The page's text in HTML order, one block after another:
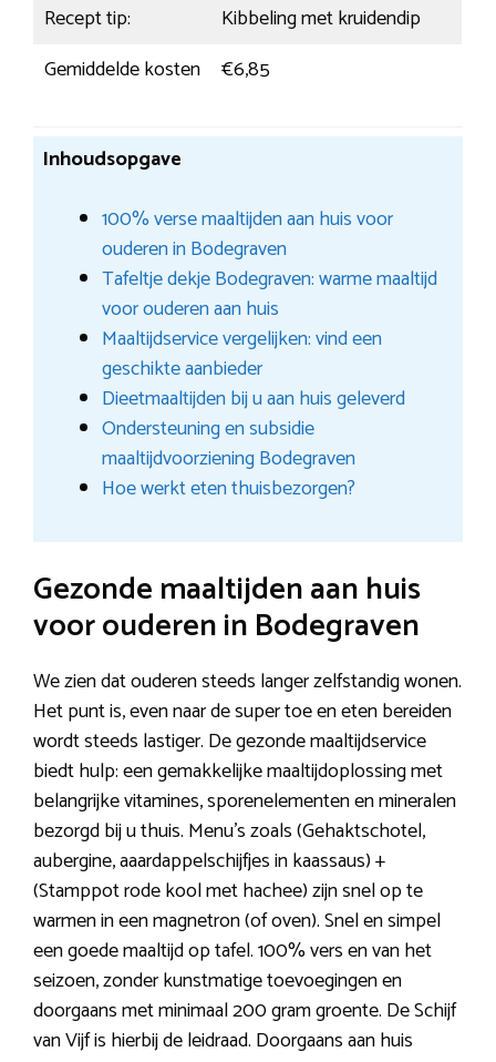
Recept tip:
Kibbeling met kruidendip
Gemiddelde kosten
€6,85
Inhoudsopgave
100% verse maaltijden aan huis voor
ouderen in Bodegraven
Tafeltje dekje Bodegraven: warme maaltijd
voor ouderen aan huis
Maaltijdservice vergelijken: vind een
geschikte aanbieder
Dieetmaaltijden bij u aan huis geleverd
Ondersteuning en subsidie
maaltijdvoorziening Bodegraven
Hoe werkt eten thuisbezorgen?
Gezonde maaltijden aan huis
voor ouderen in Bodegraven
We zien dat ouderen steeds langer zelfstandig wonen.
Het punt is, even naar de super toe en eten bereiden
wordt steeds lastiger. De gezonde maaltijdservice
biedt hulp: een gemakkelijke maaltijdoplossing met
belangrijke vitamines, sporenelementen en mineralen
bezorgd bij u thuis. Menu’s zoals (Gehaktschotel,
aubergine, aaardappelschijfjes in kaassaus) +
(Stamppot rode kool met hachee) zijn snel op te
warmen in een magnetron (of oven). Snel en simpel
een goede maaltijd op tafel. 100% vers en van het
seizoen, zonder kunstmatige toevoegingen en
doorgaans met minimaal 200 gram groente. De Schijf
van Vijf is hierbij de leidraad. Doorgaans aan huis